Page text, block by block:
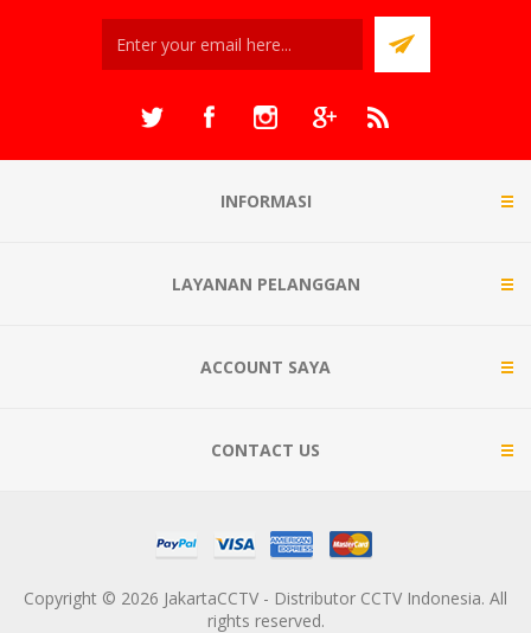
INFORMASI
LAYANAN PELANGGAN
ACCOUNT SAYA
CONTACT US
Copyright © 2026 JakartaCCTV - Distributor CCTV Indonesia. All
rights reserved.